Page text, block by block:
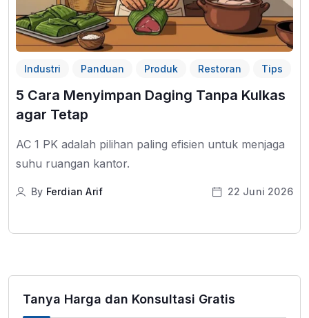
Industri Panduan Produk Restoran Tips
5 Cara Menyimpan Daging Tanpa Kulkas
agar Tetap
AC 1 PK adalah pilihan paling efisien untuk menjaga
suhu ruangan kantor.
By Ferdian Arif 22 Juni 2026
Tanya Harga dan Konsultasi Gratis